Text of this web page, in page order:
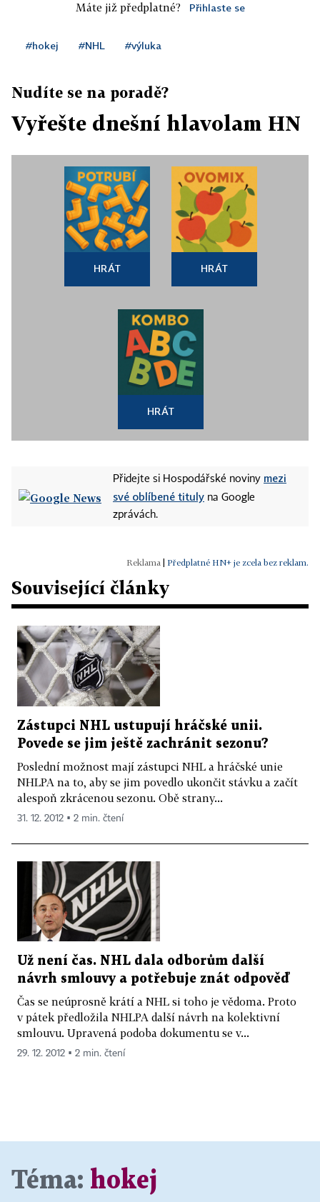
Máte již předplatné? Přihlaste se
#hokej #NHL #výluka
Nudíte se na poradě?
Vyřešte dnešní hlavolam HN
HRÁT HRÁT
HRÁT
Přidejte si Hospodářské noviny mezi
své oblíbené tituly na Google
zprávách.
Předplatné HN+ je zcela bez reklam.
Související články
Zástupci NHL ustupují hráčské unii.
Povede se jim ještě zachránit sezonu?
Poslední možnost mají zástupci NHL a hráčské unie
NHLPA na to, aby se jim povedlo ukončit stávku a začít
alespoň zkrácenou sezonu. Obě strany...
31. 12. 2012 ▪ 2 min. čtení
Už není čas. NHL dala odborům další
návrh smlouvy a potřebuje znát odpověď
Čas se neúprosně krátí a NHL si toho je vědoma. Proto
v pátek předložila NHLPA další návrh na kolektivní
smlouvu. Upravená podoba dokumentu se v...
29. 12. 2012 ▪ 2 min. čtení
Téma: hokej